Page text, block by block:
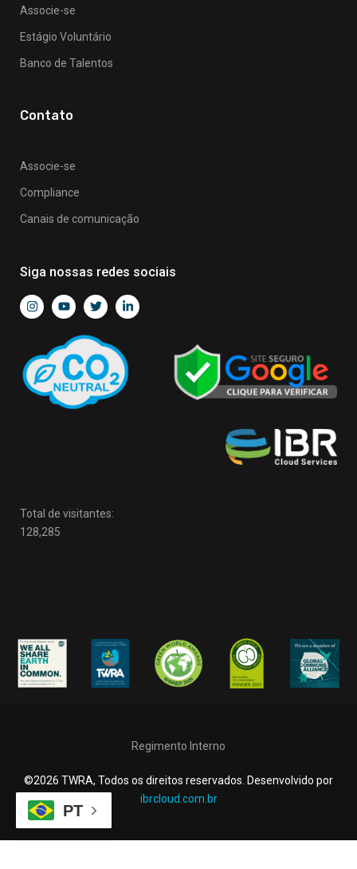
Associe-se
Estágio Voluntário
Banco de Talentos
Contato
Associe-se
Compliance
Canais de comunicação
Siga nossas redes sociais
Total de visitantes:
128,285
Regimento Interno
©2026 TWRA, Todos os direitos reservados. Desenvolvido por
ibrcloud.com.br
PT